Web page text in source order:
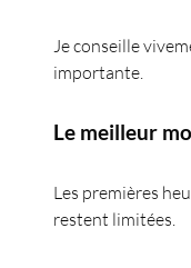
Je conseille
importante.
Le meilleur
Les premières
restent limitées.